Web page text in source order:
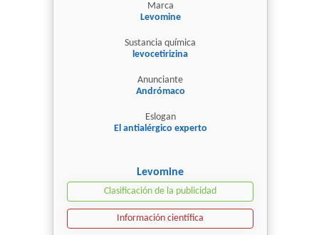
Marca
Levomine
Sustancia química
levocetirizina
Anunciante
Andrómaco
Eslogan
El antialérgico experto
Levomine
Clasificación de la publicidad
Información científica